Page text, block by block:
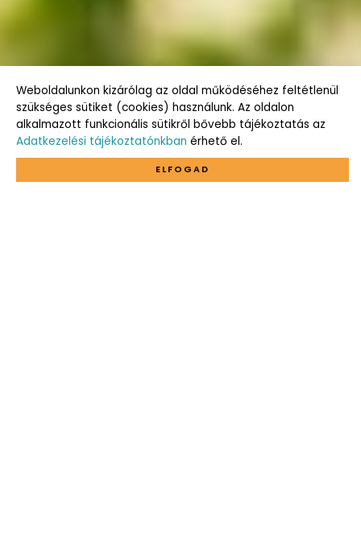
Weboldalunkon kizárólag az oldal működéséhez feltétlenül
szükséges sütiket (cookies) használunk. Az oldalon
alkalmazott funkcionális sütikről bővebb tájékoztatás az
Adatkezelési tájékoztatónkban érhető el.
ELFOGAD